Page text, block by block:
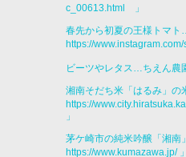
c_00613.html 」
春先から初夏の王様トマ
https://
ビーツやレタス…ちえん農
湘南そだち米「はるみ」
https://
」
茅ケ崎市の純米吟醸「湘
https://www.kumazawa.jp/」